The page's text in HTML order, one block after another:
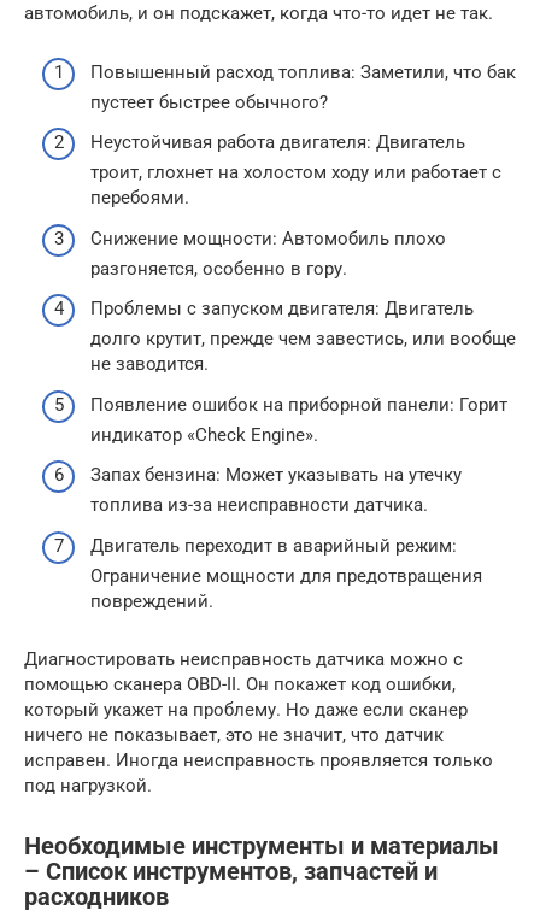
автомобиль, и он подскажет, когда что-то идет не так.
Повышенный расход топлива: Заметили, что бак
пустеет быстрее обычного?
Неустойчивая работа двигателя: Двигатель
троит, глохнет на холостом ходу или работает с
перебоями.
Снижение мощности: Автомобиль плохо
разгоняется, особенно в гору.
Проблемы с запуском двигателя: Двигатель
долго крутит, прежде чем завестись, или вообще
не заводится.
Появление ошибок на приборной панели: Горит
индикатор «Check Engine».
Запах бензина: Может указывать на утечку
топлива из-за неисправности датчика.
Двигатель переходит в аварийный режим:
Ограничение мощности для предотвращения
повреждений.
Диагностировать неисправность датчика можно с
помощью сканера OBD-II. Он покажет код ошибки,
который укажет на проблему. Но даже если сканер
ничего не показывает, это не значит, что датчик
исправен. Иногда неисправность проявляется только
под нагрузкой.
Необходимые инструменты и материалы
– Список инструментов, запчастей и
расходников